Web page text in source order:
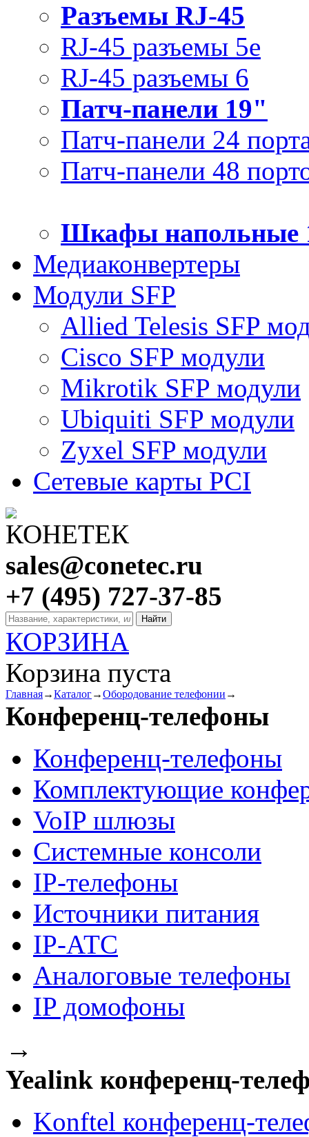
Разъемы RJ-45
RJ-45 разъемы 5e
RJ-45 разъемы 6
Патч-панели 19"
Патч-панели 24
Патч-панели 48
Шкафы напольные
Медиаконвертеры
Модули SFP
Allied Telesis SFP
Cisco SFP модули
Mikrotik SFP модули
Ubiquiti SFP модули
Zyxel SFP модули
Сетевые карты PCI
sales@conetec.ru
+7 (495) 727-37-85
КОРЗИНА
Корзина пуста
Главная→Каталог→Обородование телефонии →
Конференц-телефоны
Конференц-телефоны
Комплектующие
VoIP шлюзы
Системные консоли
IP-телефоны
Источники питания
IP-АТС
Аналоговые телефоны
IP домофоны
→
Yealink конференц-
Konftel конференц-